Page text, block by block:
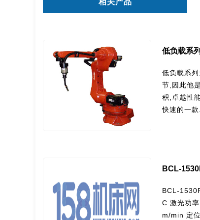
相关产品
低负载系
低负载系
节,因此他
积,卓越性
快速的一款.
BCL-
BCL-1530FC
C 激光功率 1000W-3000W 最大空行速度 100m/min 最大切割速度 35